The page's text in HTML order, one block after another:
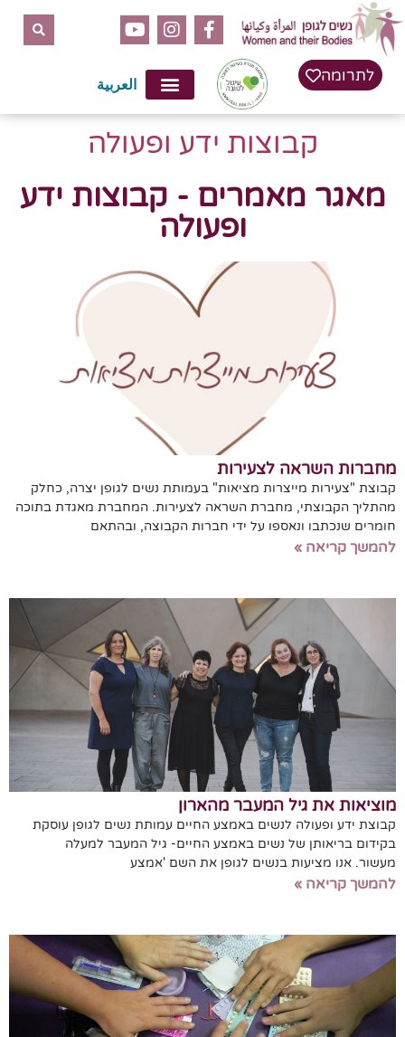
לתרומה العربية
קבוצות ידע ופעולה
מאגר מאמרים - קבוצות ידע
ופעולה
מחברות השראה לצעירות
קבוצת "צעירות מייצרות מציאות" בעמותת נשים לגופן יצרה, כחלק
מהתליך הקבוצתי, מחברת השראה לצעירות. המחברת מאגדת בתוכה
חומרים שנכתבו ונאספו על ידי חברות הקבוצה, ובהתאם
להמשך קריאה »
מוציאות את גיל המעבר מהארון
קבוצת ידע ופעולה לנשים באמצע החיים עמותת נשים לגופן עוסקת
בקידום בריאותן של נשים באמצע החיים- גיל המעבר למעלה
מעשור. אנו מציעות בנשים לגופן את השם 'אמצע
להמשך קריאה »